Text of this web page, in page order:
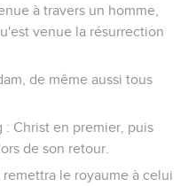
à travers un homme,
venue la résurrection
de même aussi tous
: Christ en premier, puis
de son retour.
le royaume à celui